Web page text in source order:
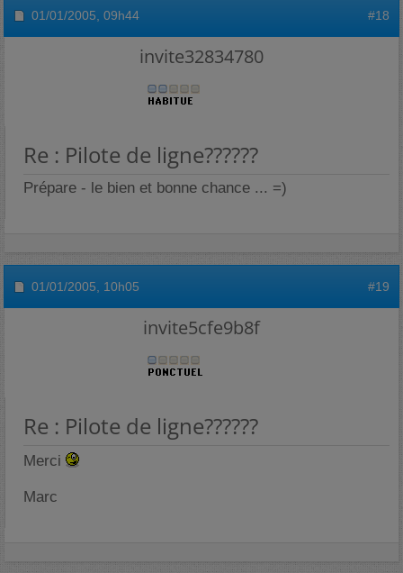
01/01/2005, 09h44 #18
invite32834780
Re : Pilote de ligne??????
Prépare - le bien et bonne chance ... =)
01/01/2005, 10h05 #19
invite5cfe9b8f
Re : Pilote de ligne??????
Merci
Marc